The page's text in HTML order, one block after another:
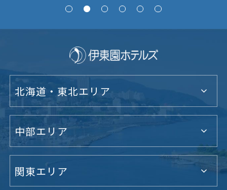
北海道・東北エリア
中部エリア
関東エリア